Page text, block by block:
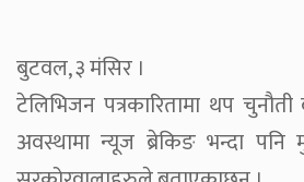
बुटवल, ३ मंसिर ।
टेलिभिजन पत्रकारितामा थप
अवस्थामा न्यूज ब्रेकिङ भन्दा पनि